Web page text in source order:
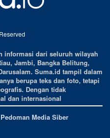
informasi dari seluruh wilayah
Jambi, Bangka Belitung,
Suma.id tampil dalam
berupa teks dan foto, tetapi
Dengan tidak
dan internasional
Pedoman Media Siber